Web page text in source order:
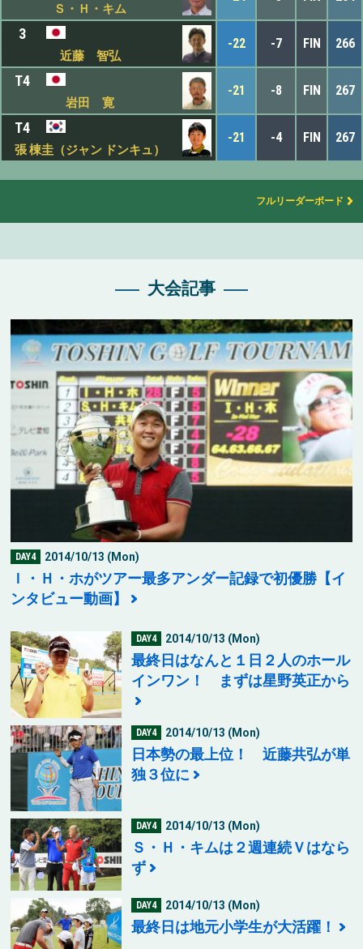
Ｓ・Ｈ・キム
3
近藤 智弘
-22 -7 FIN 266
T4
岩田 寛
-21 -8 FIN 267
T4
張 棟圭（ジャン ドンキュ）
-21 -4 FIN 267
フルリーダーボード
大会記事
DAY4 2014/10/13 (Mon)
Ｉ・Ｈ・ホがツアー最多アンダー記録で初優勝【イ
ンタビュー動画】
DAY4 2014/10/13 (Mon)
最終日はなんと１日２人のホール
インワン！ まずは星野英正から
DAY4 2014/10/13 (Mon)
日本勢の最上位！ 近藤共弘が単
独３位に
DAY4 2014/10/13 (Mon)
Ｓ・Ｈ・キムは２週連続Ｖはなら
ず
DAY4 2014/10/13 (Mon)
最終日は地元小学生が大活躍！